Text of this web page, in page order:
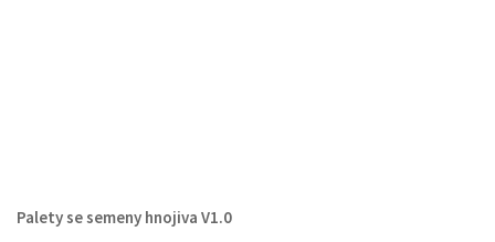
Palety se semeny hnojiva V1.0